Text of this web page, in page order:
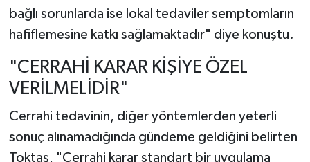
bağlı sorunlarda ise lokal tedaviler semptomların
hafiflemesine katkı sağlamaktadır" diye konuştu.
"CERRAHİ KARAR KİŞİYE ÖZEL
VERİLMELİDİR"
Cerrahi tedavinin, diğer yöntemlerden yeterli
sonuç alınamadığında gündeme geldiğini belirten
Toktaş, "Cerrahi karar standart bir uygulama